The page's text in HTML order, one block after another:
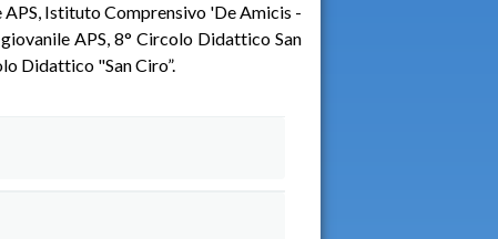
APS, Istituto Comprensivo 'De Amicis -
APS, 8° Circolo Didattico San
Didattico "San Ciro”.